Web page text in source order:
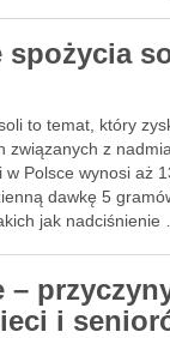
spożycia
to temat, który
z
w Polsce wynosi aż
dawkę 5
jak nadciśnienie
–
i